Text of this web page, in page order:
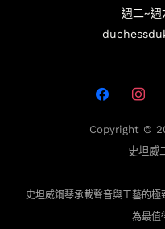
週二~
Copyright ©
史坦威
史坦威鋼琴承載聲音與工藝的
為最值